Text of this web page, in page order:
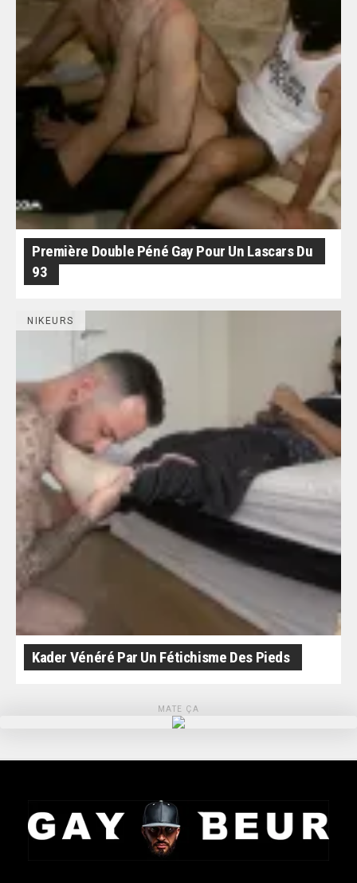
Première Double Péné Gay Pour Un Lascars Du
93
NIKEURS
Kader Vénéré Par Un Fétichisme Des Pieds
MATE ÇA